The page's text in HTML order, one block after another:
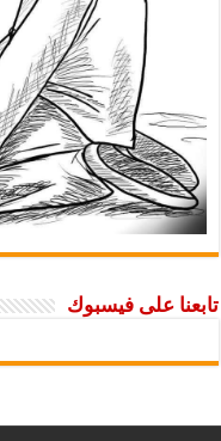
تابعنا على فيسبوك